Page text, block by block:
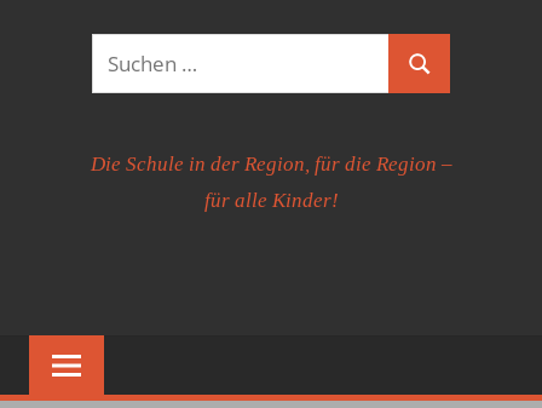
Suchen
nach:
Suchen
Die Schule in der Region, für die Region –
für alle Kinder!